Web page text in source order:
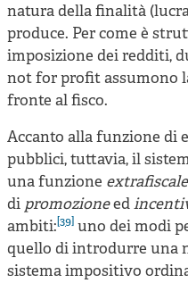
natura della finalità
produce. Per come è
imposizione dei redditi,
not for profit assumono
fronte al fisco.
Accanto alla funzione di
pubblici, tuttavia, il
una funzione extrafiscale
di promozioneed
ambiti:[39] uno dei modi
quello di introdurre una
sistema impositivo